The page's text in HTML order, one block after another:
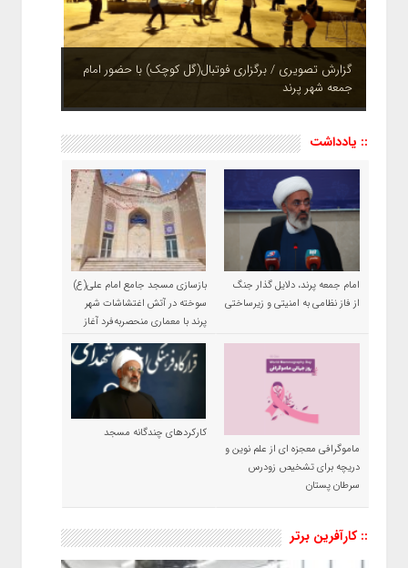
گزارش تصویری / برگزاری فوتبال(گل کوچک) با حضور امام
جمعه شهر پرند
چشم نوازی بوستان های شهر پرند در فصل بهار + تصاویر
:: یادداشت
امام جمعه پرند، دلایل گذار جنگ
از فاز نظامی به امنیتی و زیرساختی
بازسازی مسجد جامع امام علی(ع)
سوخته در آتش اغتشاشات شهر
پرند با معماری منحصربه‌فرد آغاز
شد
ماموگرافی معجزه ای از علم نوین و
دریچه برای تشخیص زودرس
سرطان پستان
کارکردهای چندگانه مسجد
:: کارآفرین برتر